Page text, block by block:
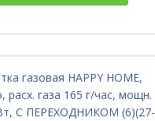
газовая HAPPY HOME,
расх. газа 165 г/час, мощн.
С ПЕРЕХОДНИКОМ (6)(27-